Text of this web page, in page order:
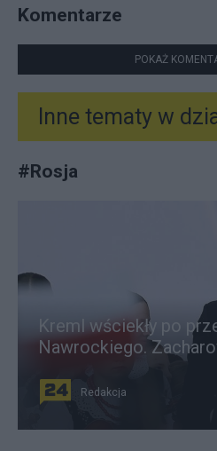
Komentarze
POKAŻ
Inne tematy w
#Rosja
Kreml wściekły po
Nawrockiego.
Redakcja